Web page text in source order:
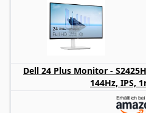
Die Bildwiederholfrequenz
weniger Flimmern,
Bewegungen.
Genießen Sie die
Konnektivität für mehr
Zubehör über eine Vielzahl
Dell 24 Plus Monitor -
144Hz, IPS,